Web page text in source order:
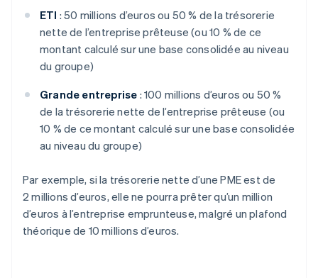
ETI : 50 millions d’euros ou 50 % de la trésorerie
nette de l’entreprise prêteuse (ou 10 % de ce
montant calculé sur une base consolidée au niveau
du groupe)
Grande entreprise : 100 millions d’euros ou 50 %
de la trésorerie nette de l’entreprise prêteuse (ou
10 % de ce montant calculé sur une base consolidée
au niveau du groupe)
Par exemple, si la trésorerie nette d’une PME est de
2 millions d’euros, elle ne pourra prêter qu’un million
d’euros à l’entreprise emprunteuse, malgré un plafond
théorique de 10 millions d’euros.